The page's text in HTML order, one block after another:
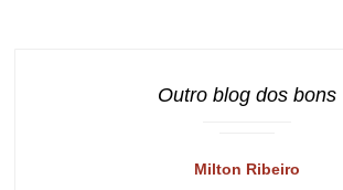
Outro blog dos bons
Milton Ribeiro